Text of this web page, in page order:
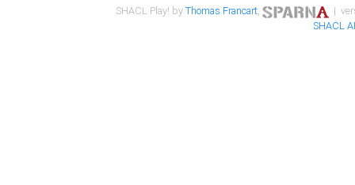
SHACL Play! byThomas Francart,
|
SHACL